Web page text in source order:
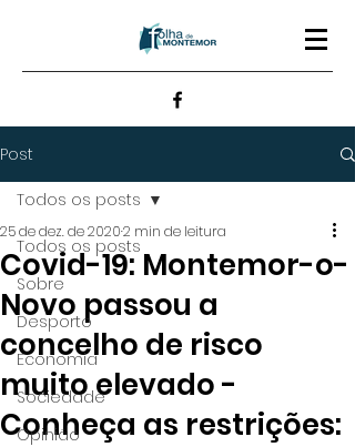
Post
Todos os posts
Sobre
Desporto
Economia
Sociedade
Opinião
Todos os posts
Covid-19: Montemor-o-
Novo passou a
concelho de risco
muito elevado -
Conheça as restrições:
25 de dez. de 20202 min de leitura